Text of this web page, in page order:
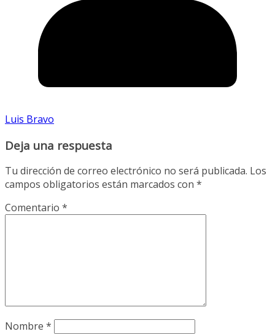
Luis Bravo
Deja una respuesta
Tu dirección de correo electrónico no será publicada. Los
campos obligatorios están marcados con *
Comentario *
Nombre *